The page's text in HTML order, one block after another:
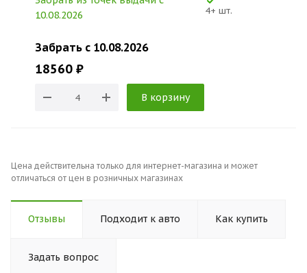
10.08.2026
4+ шт.
Забрать c 10.08.2026
18560 ₽
В корзину
Цена действительна только для интернет-магазина и может
отличаться от цен в розничных магазинах
Отзывы Подходит к авто Как купить
Задать вопрос